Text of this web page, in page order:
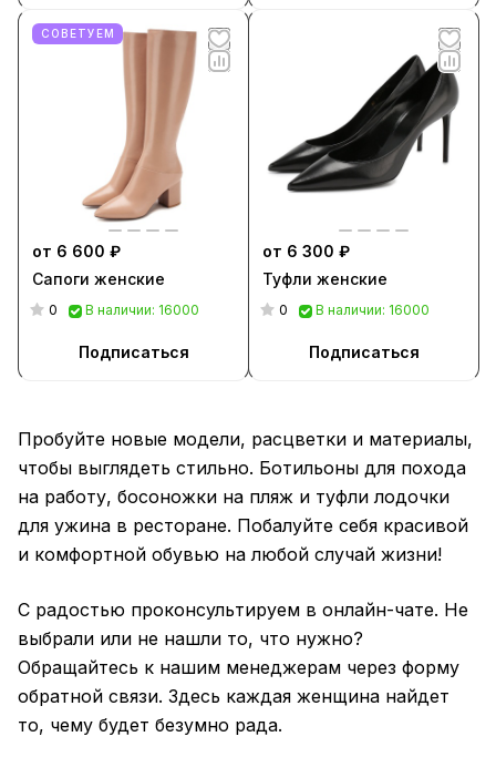
СОВЕТУЕМ
от 6 600 ₽
Сапоги женские
0 В наличии: 16000
Подписаться
от 6 300 ₽
Туфли женские
0 В наличии: 16000
Подписаться
Пробуйте новые модели, расцветки и материалы,
чтобы выглядеть стильно. Ботильоны для похода
на работу, босоножки на пляж и туфли лодочки
для ужина в ресторане. Побалуйте себя красивой
и комфортной обувью на любой случай жизни!
С радостью проконсультируем в онлайн-чате. Не
выбрали или не нашли то, что нужно?
Обращайтесь к нашим менеджерам через форму
обратной связи. Здесь каждая женщина найдет
то, чему будет безумно рада.